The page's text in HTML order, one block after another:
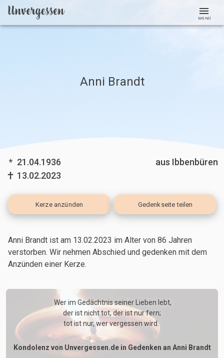
MENÜ
Anni Brandt
* 21.04.1936
13.02.2023
aus Ibbenbüren
Kerze anzünden Gedenkseite teilen
Anni Brandt ist am 13.02.2023 im Alter von 86 Jahren
verstorben. Wir nehmen Abschied und gedenken mit dem
Anzünden einer Kerze.
Wer im Gedächtnis seiner Lieben lebt,
der ist nicht tot, der ist nur fern;
tot ist nur, wer vergessen wird.
Kondolenz von Unvergessen.de in Gedenken an Anni Brandt